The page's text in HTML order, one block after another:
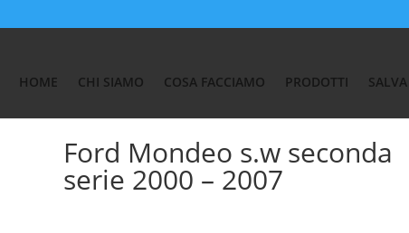
HOME CHI SIAMO COSA FACCIAMO PRODOTTI
Ford Mondeo s.w seconda
serie 2000 – 2007